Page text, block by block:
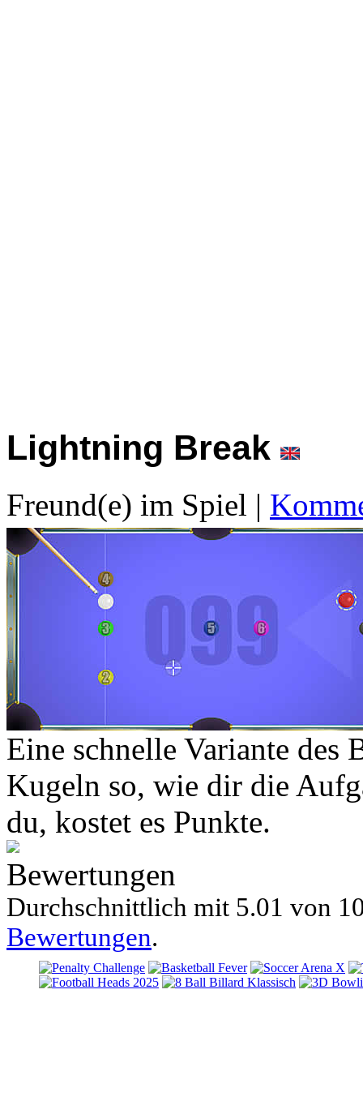
Lightning Break
Freund(e) im Spiel |
Eine schnelle Variante des
Kugeln so, wie dir die
du, kostet es Punkte.
Bewertungen
Durchschnittlich mit 5.01 von
Bewertungen.